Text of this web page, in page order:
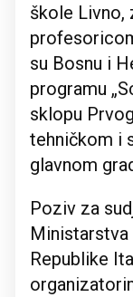
škole Livno,
su Bosnu i
programu
sklopu
tehničkom i
glavnom
Poziv za
Ministarstva
Republike